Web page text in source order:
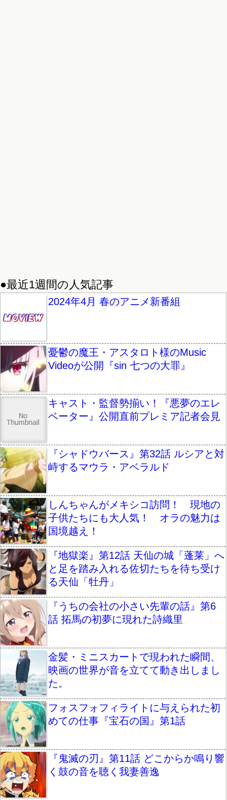
●最近1週間の人気記事
2024年4月 春のアニメ新番組
憂鬱の魔王・アスタロト様のMusic
Videoが公開『sin 七つの大罪』
キャスト・監督勢揃い！『悪夢のエレ
ベーター』公開直前プレミア記者会見
『シャドウバース』第32話 ルシアと対
峙するマウラ・アベラルド
しんちゃんがメキシコ訪問！ 現地の
子供たちにも大人気！ オラの魅力は
国境越え！
『地獄楽』第12話 天仙の城「蓬莱」へ
と足を踏み入れる佐切たちを待ち受け
る天仙「牡丹」
『うちの会社の小さい先輩の話』第6
話 拓馬の初夢に現れた詩織里
金髪・ミニスカートで現われた瞬間、
映画の世界が音を立てて動き出しまし
た。
フォスフォフィライトに与えられた初
めての仕事『宝石の国』第1話
『鬼滅の刃』第11話 どこからか鳴り響
く鼓の音を聴く我妻善逸